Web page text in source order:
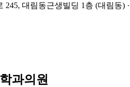
245, 대림동근생빌딩 1층 (대림동) ·
과의원